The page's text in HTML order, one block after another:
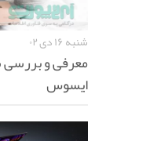
شنبه ۱۶ دی ۰۲
معرفی و
ایسوس